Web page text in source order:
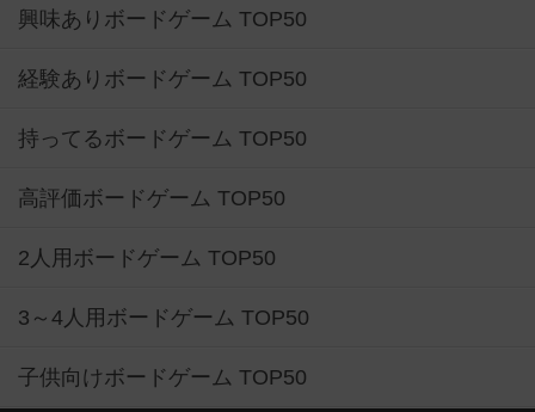
興味ありボードゲーム TOP50
経験ありボードゲーム TOP50
持ってるボードゲーム TOP50
高評価ボードゲーム TOP50
2人用ボードゲーム TOP50
3～4人用ボードゲーム TOP50
子供向けボードゲーム TOP50